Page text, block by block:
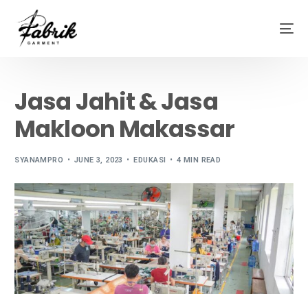
Jasa Jahit & Jasa
Makloon Makassar
SYANAMPRO JUNE 3, 2023 EDUKASI 4 MIN READ